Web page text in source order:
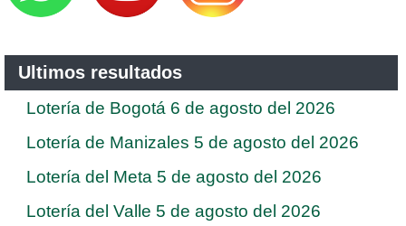
Ultimos resultados
Lotería de Bogotá 6 de agosto del 2026
Lotería de Manizales 5 de agosto del 2026
Lotería del Meta 5 de agosto del 2026
Lotería del Valle 5 de agosto del 2026